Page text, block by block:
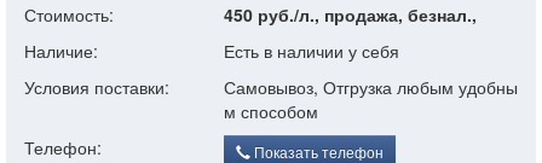
Стоимость:
450 руб./л., продажа, безнал.,
Наличие:
Есть в наличии у себя
Условия поставки:
Самовывоз, Отгрузка любым удобны
м способом
Телефон:
Показать телефон